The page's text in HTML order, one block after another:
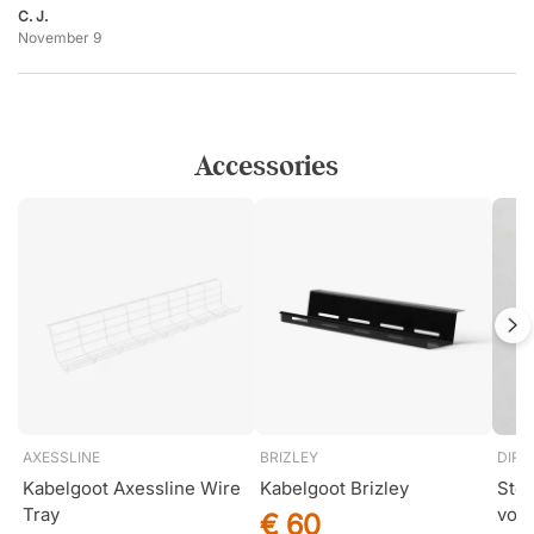
C. J.
November 9
Accessories
AXESSLINE
Kabelgoot Axessline Wire
Tray
BRIZLEY
Kabelgoot Brizley
€ 60